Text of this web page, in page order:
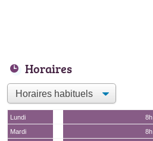
Horaires
Lundi
Mardi